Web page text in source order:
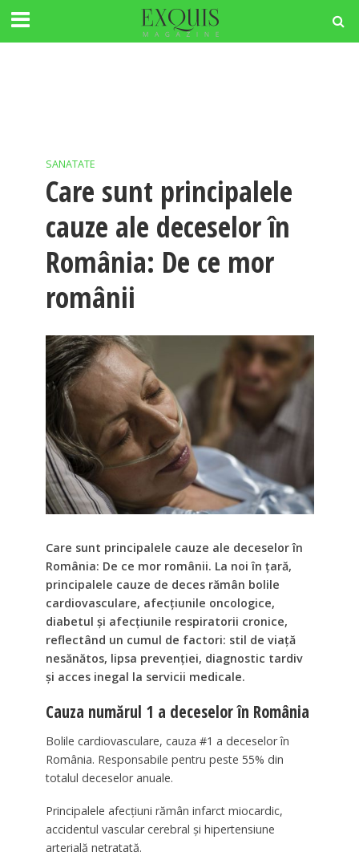
SANATATE
Care sunt principalele
cauze ale deceselor în
România: De ce mor
românii
Care sunt principalele cauze ale deceselor în
România: De ce mor românii. La noi în țară,
principalele cauze de deces rămân bolile
cardiovasculare, afecțiunile oncologice,
diabetul și afecțiunile respiratorii cronice,
reflectând un cumul de factori: stil de viață
nesănătos, lipsa prevenției, diagnostic tardiv
și acces inegal la servicii medicale.
Cauza numărul 1 a deceselor în România
Bolile cardiovasculare, cauza #1 a deceselor în
România. Responsabile pentru peste 55% din
totalul deceselor anuale.
Principalele afecțiuni rămân infarct miocardic,
accidentul vascular cerebral și hipertensiune
arterială netratată.